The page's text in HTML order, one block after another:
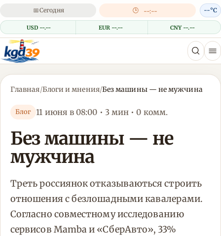
📅Сегодня 🕒 --:--
USD --.-- EUR --.-- CNY --.--
--°C
Главная/Блоги и мнения/Без машины — не мужчина
Блог 11 июня в 08:00 • 3 мин • 0 комм.
Без машины — не
мужчина
Треть россиянок отказываються строить
отношения с безлошадными кавалерами.
Согласно совместному исследованию
сервисов Mamba и «СберАвто», 33%